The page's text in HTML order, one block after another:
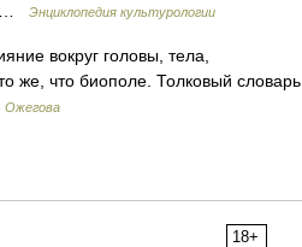
…
Энциклопедия культурологии
вокруг головы, тела,
же, что биополе. Толковый словарь
Ожегова
18+